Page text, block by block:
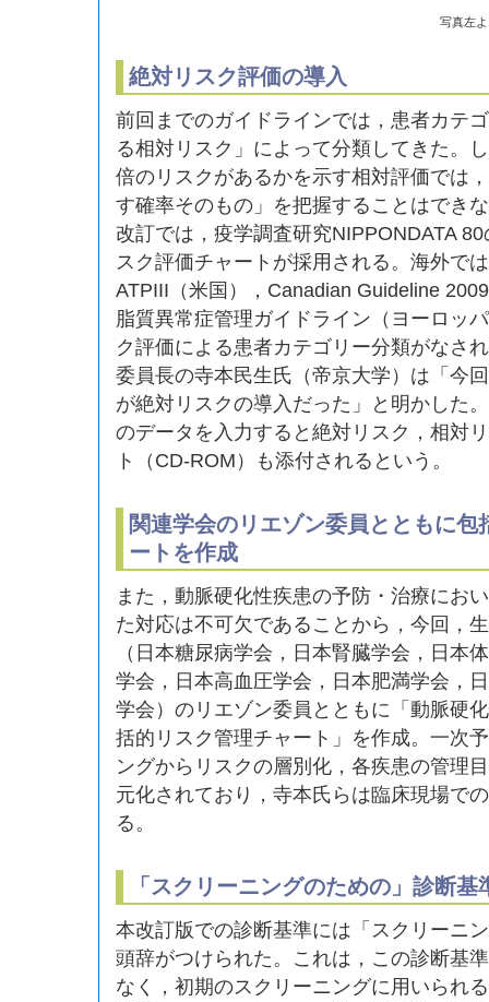
写真左
絶対リスク評価の導入
前回までのガイドラインでは，患者カテ
る相対リスク」によって分類してきた。
倍のリスクがあるかを示す相対評価では
す確率そのもの」を把握することはでき
改訂では，疫学調査研究NIPPONDATA
スク評価チャートが採用される。海外で
ATPIII（米国），Canadian Guideline
脂質異常症管理ガイドライン（ヨーロッ
ク評価による患者カテゴリー分類がなさ
委員長の寺本民生氏（帝京大学）は「今
が絶対リスクの導入だった」と明かした
のデータを入力すると絶対リスク，相対
ト（CD-ROM）も添付されるという。
関連学会のリエゾン委員とともに包
ートを作成
また，動脈硬化性疾患の予防・治療にお
た対応は不可欠であることから，今回，
（日本糖尿病学会，日本腎臓学会，日本
学会，日本高血圧学会，日本肥満学会，
学会）のリエゾン委員とともに「動脈硬
括的リスク管理チャート」を作成。一次
ングからリスクの層別化，各疾患の管理
元化されており，寺本氏らは臨床現場で
る。
「スクリーニングのための」診断基
本改訂版での診断基準には「スクリーニ
頭辞がつけられた。これは，この診断基
なく，初期のスクリーニングに用いられ